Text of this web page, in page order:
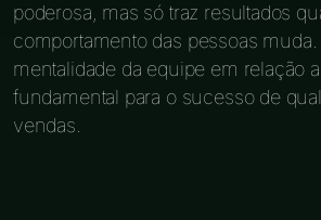
poderosa, mas só traz resultados
comportamento das pessoas
mentalidade da equipe em relação
fundamental para o sucesso de
vendas.